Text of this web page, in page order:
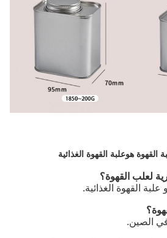
القهوة هوعلبة القهوة الغذائية
لعلب القهوة؟
القهوة الغذائية.
الصين.